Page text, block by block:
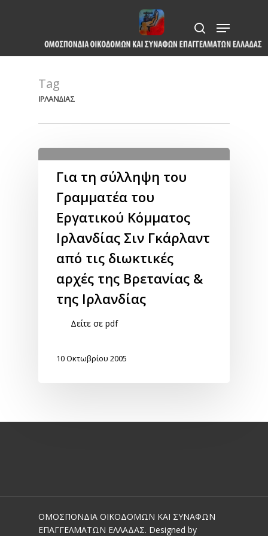
content
search
Menu
Tag
ΙΡΛΑΝΔΙΑΣ
Για τη σύλληψη του
Γραμματέα του
Εργατικού Κόμματος
Ιρλανδίας Σιν Γκάρλαντ
από τις διωκτικές
αρχές της Βρετανίας &
της Ιρλανδίας
Δείτε σε pdf
10 Οκτωβρίου 2005
ΟΜΟΣΠΟΝΔΙΑ ΟΙΚΟΔΟΜΩΝ ΚΑΙ ΣΥΝΑΦΩΝ
ΕΠΑΓΓΕΛΜΑΤΩΝ ΕΛΛΑΔΑΣ. Designed by